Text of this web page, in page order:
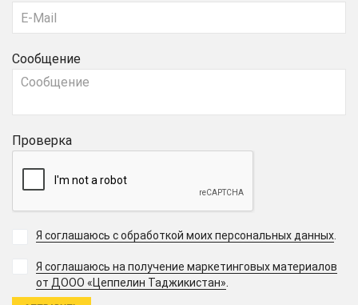
Сообщение
Проверка
Я соглашаюсь с обработкой моих персональных данных
Я соглашаюсь на получение маркетинговых материалов
от ДООО «Цеппелин Таджикистан».